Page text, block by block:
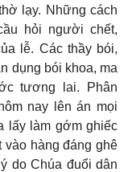
lạy. Những cách
hỏi người chết,
lễ. Các thầy bói,
dụng bói khoa, ma
tương lai. Phân
nay lên án mọi
lấy làm gớm ghiếc
vào hàng đáng ghê
do Chúa đuổi dân